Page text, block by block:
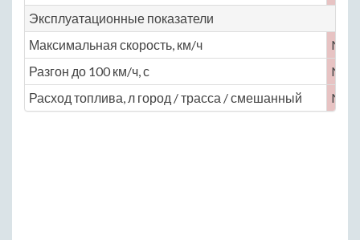
Эксплуатационные показатели
Максимальная скорость, км/ч
No
Разгон до 100 км/ч, с
No
Расход топлива, л город / трасса / смешанный
No